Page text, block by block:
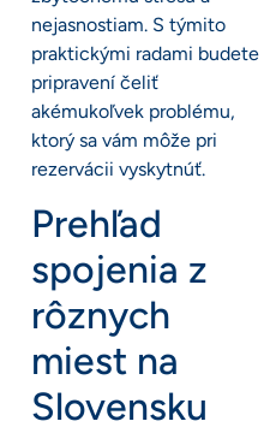
nejasnostiam. S týmito
praktickými radami budete
pripravení čeliť
akémukoľvek problému,
ktorý sa vám môže pri
rezervácii vyskytnúť.
Prehľad
spojenia z
rôznych
miest na
Slovensku